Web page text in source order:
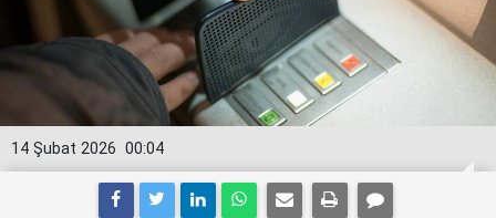
00:04
14 Şubat 2026